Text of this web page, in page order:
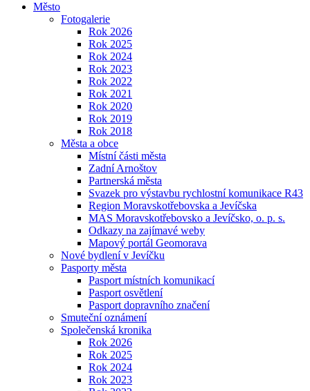
Město
Fotogalerie
Rok 2026
Rok 2025
Rok 2024
Rok 2023
Rok 2022
Rok 2021
Rok 2020
Rok 2019
Rok 2018
Města a obce
Místní části města
Zadní Arnoštov
Partnerská města
Svazek pro výstavbu rychlostní komunikace R43
Region Moravskotřebovska a Jevíčska
MAS Moravskotřebovsko a Jevíčsko, o. p. s.
Odkazy na zajímavé weby
Mapový portál Geomorava
Nové bydlení v Jevíčku
Pasporty města
Pasport místních komunikací
Pasport osvětlení
Pasport dopravního značení
Smuteční oznámení
Společenská kronika
Rok 2026
Rok 2025
Rok 2024
Rok 2023